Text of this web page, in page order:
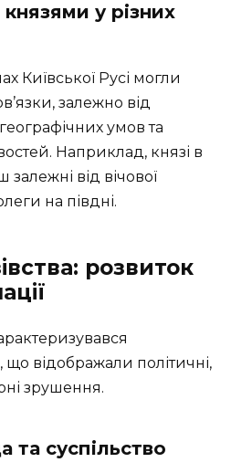
князями у різних
Київської Русі могли
залежно від
умов та
Наприклад, князі в
від вічової
на півдні.
розвиток
відображали політичні,
зрушення.
та суспільство